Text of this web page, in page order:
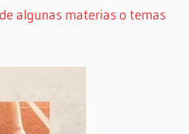
algunas materias o temas